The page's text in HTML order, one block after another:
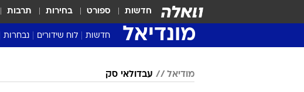
חדשות ספורט בחירות תרבות
מונדיאל חדשות לוח שידורים נבחרות
מודיאל עבדולאי סק